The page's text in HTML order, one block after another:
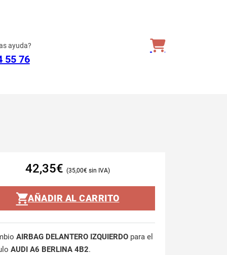
ayuda?
55 76
42,35€ 35,00€
AÑADIR AL CARRITO
AIRBAG DELANTERO IZQUIERDO para el
AUDI A6 BERLINA 4B2.